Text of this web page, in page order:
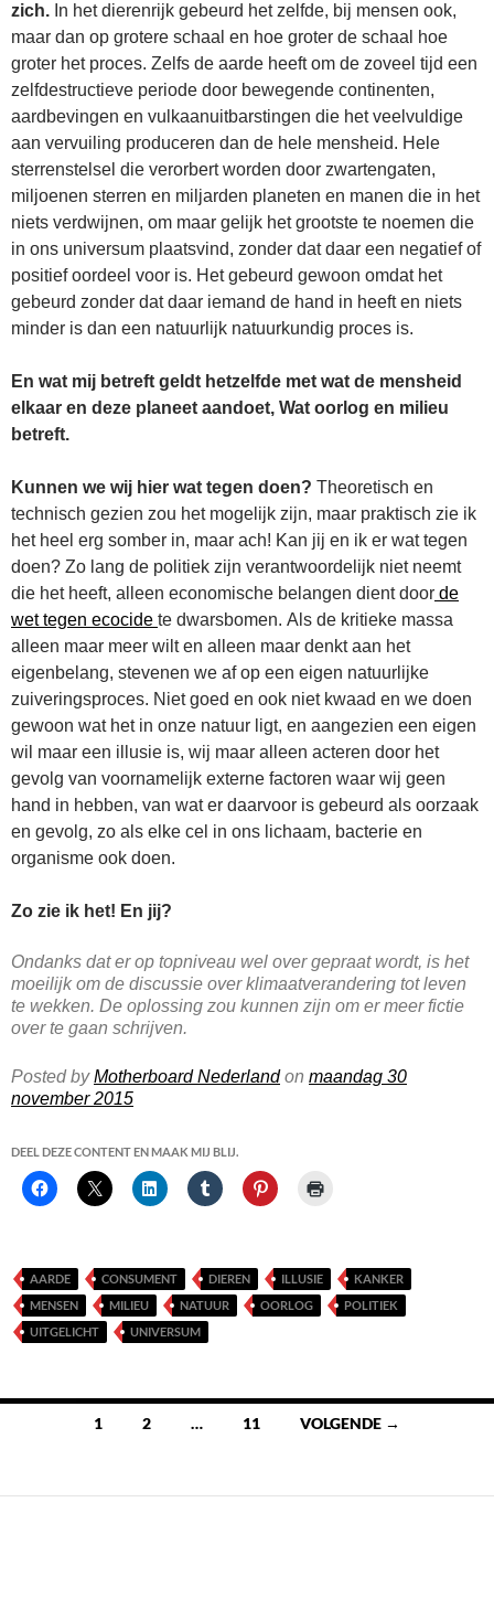
zich. In het dierenrijk gebeurd het zelfde, bij mensen ook,
maar dan op grotere schaal en hoe groter de schaal hoe
groter het proces. Zelfs de aarde heeft om de zoveel tijd een
zelfdestructieve periode door bewegende continenten,
aardbevingen en vulkaanuitbarstingen die het veelvuldige
aan vervuiling produceren dan de hele mensheid. Hele
sterrenstelsel die verorbert worden door zwartengaten,
miljoenen sterren en miljarden planeten en manen die in het
niets verdwijnen, om maar gelijk het grootste te noemen die
in ons universum plaatsvind, zonder dat daar een negatief of
positief oordeel voor is. Het gebeurd gewoon omdat het
gebeurd zonder dat daar iemand de hand in heeft en niets
minder is dan een natuurlijk natuurkundig proces is.
En wat mij betreft geldt hetzelfde met wat de mensheid
elkaar en deze planeet aandoet, Wat oorlog en milieu
betreft.
Kunnen we wij hier wat tegen doen? Theoretisch en
technisch gezien zou het mogelijk zijn, maar praktisch zie ik
het heel erg somber in, maar ach! Kan jij en ik er wat tegen
doen? Zo lang de politiek zijn verantwoordelijk niet neemt
die het heeft, alleen economische belangen dient door de
wet tegen ecocide te dwarsbomen. Als de kritieke massa
alleen maar meer wilt en alleen maar denkt aan het
eigenbelang, stevenen we af op een eigen natuurlijke
zuiveringsproces. Niet goed en ook niet kwaad en we doen
gewoon wat het in onze natuur ligt, en aangezien een eigen
wil maar een illusie is, wij maar alleen acteren door het
gevolg van voornamelijk externe factoren waar wij geen
hand in hebben, van wat er daarvoor is gebeurd als oorzaak
en gevolg, zo als elke cel in ons lichaam, bacterie en
organisme ook doen.
Zo zie ik het! En jij?
Ondanks dat er op topniveau wel over gepraat wordt, is het
moeilijk om de discussie over klimaatverandering tot leven
te wekken. De oplossing zou kunnen zijn om er meer fictie
over te gaan schrijven.
Posted byMotherboard Nederlandon maandag 30
november 2015
DEEL DEZE CONTENT EN MAAK MIJ BLIJ.
AARDE CONSUMENT DIEREN ILLUSIE
KANKER
MENSEN
MILIEU NATUUR OORLOG
POLITIEK
UITGELICHT
UNIVERSUM
Berichten
1 2 … 11 VOLGENDE →